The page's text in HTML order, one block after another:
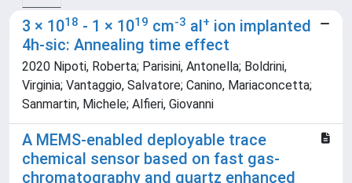
3 × 1018 - 1 × 1019 cm-3 al + ion implanted
4h-sic: Annealing time effect
2020 Nipoti, Roberta; Parisini, Antonella; Boldrini,
Virginia; Vantaggio, Salvatore; Canino, Mariaconcetta;
Sanmartin, Michele; Alfieri, Giovanni
A MEMS-enabled deployable trace
chemical sensor based on fast gas-
chromatography and quartz enhanced